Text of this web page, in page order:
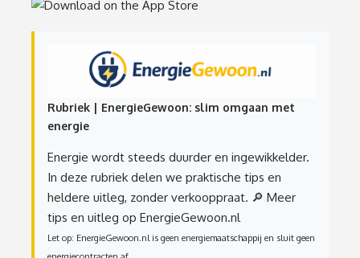
Rubriek | EnergieGewoon: slim omgaan met
energie
Energie wordt steeds duurder en ingewikkelder.
In deze rubriek delen we praktische tips en
heldere uitleg, zonder verkooppraat. 🔎 Meer
tips en uitleg op EnergieGewoon.nl
Let op: EnergieGewoon.nl is geen energiemaatschappij en sluit geen